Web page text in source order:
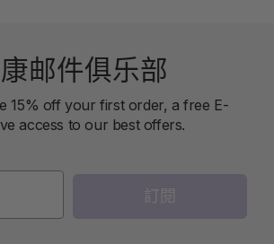
邮件俱乐部
15% off your first order, a free E-
access to our best offers.
訂閱